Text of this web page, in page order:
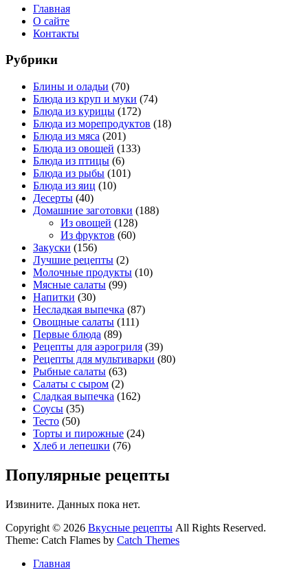
Главная
О сайте
Контакты
Рубрики
Блины и оладьи (70)
Блюда из круп и муки (74)
Блюда из курицы (172)
Блюда из морепродуктов (18)
Блюда из мяса (201)
Блюда из овощей (133)
Блюда из птицы (6)
Блюда из рыбы (101)
Блюда из яиц (10)
Десерты (40)
Домашние заготовки (188)
Из овощей (128)
Из фруктов (60)
Закуски (156)
Лучшие рецепты (2)
Молочные продукты (10)
Мясные салаты (99)
Напитки (30)
Несладкая выпечка (87)
Овощные салаты (111)
Первые блюда (89)
Рецепты для аэрогриля (39)
Рецепты для мультиварки (80)
Рыбные салаты (63)
Салаты с сыром (2)
Сладкая выпечка (162)
Соусы (35)
Тесто (50)
Торты и пирожные (24)
Хлеб и лепешки (76)
Популярные рецепты
Извините. Данных пока нет.
Copyright © 2026 Вкусные рецепты All Rights Reserved.
Theme: Catch Flames by Catch Themes
Главная